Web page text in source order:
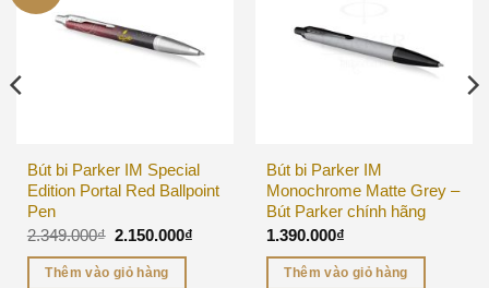
Bút bi Parker IM Special
Edition Portal Red Ballpoint
Pen
2.349.000₫ 2.150.000₫
Thêm vào giỏ hàng
Bút bi Parker IM
Monochrome Matte Grey –
Bút Parker chính hãng
1.390.000₫
Thêm vào giỏ hàng